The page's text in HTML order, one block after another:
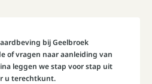
bij Geelbroek
of vragen naar aanleiding van
leggen we stap voor stap uit
u terechtkunt.